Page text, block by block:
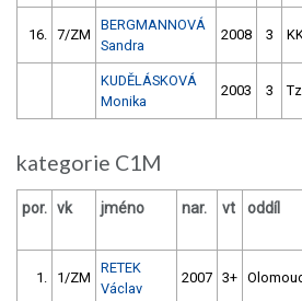
16. 7/ZM
BERGMANNOVÁ
Sandra
2008 3
KUDĚLÁSKOVÁ
Monika
2003 3
kategorie C1M
por. vk jméno nar. vt oddíl
1. 1/ZM
RETEK
Václav
2007 3+